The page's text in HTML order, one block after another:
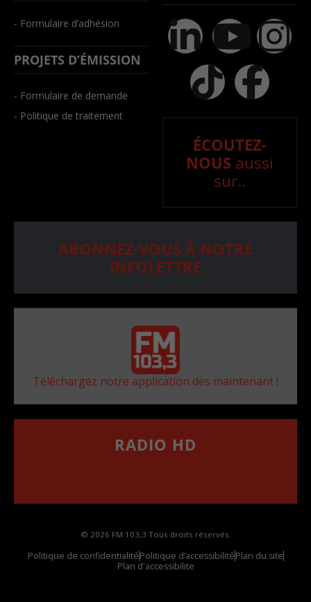
- Formulaire d’adhésion
PROJETS D’ÉMISSION
- Formulaire de demande
- Politique de traitement
ÉCOUTEZ-
NOUS aussi
sur..
ABONNEZ-VOUS À NOTRE
INFOLETTRE
Téléchargez notre application dès maintenant !
RADIO HD
© 2026 FM 103,3 Tous droits réservés.
Politique de confidentialitéPolitique d’accessibilitéPlan du site
Plan d'accessibilite